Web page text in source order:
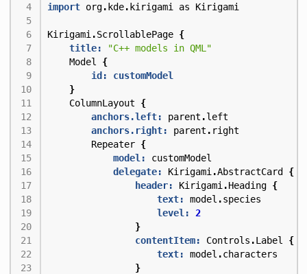
import org. kde. kirigami as Kirigami
Kirigami .ScrollablePage {
title:
"C++ models in QML"
Model
{
id: customModel
}
ColumnLayout
{
anchors.left:
parent .left
anchors.right:
parent . right
Repeater {
model:
customModel
delegate:
Kirigami .AbstractCard
{
header:
Kirigami .Heading {
text:
model .species
level:
2
}
contentItem:
Controls .Label
{
text:
model .characters
}